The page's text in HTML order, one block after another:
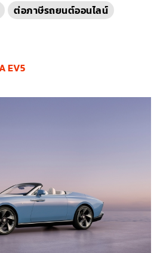
ต่อภาษีรถยนต์ออนไลน์
EV5